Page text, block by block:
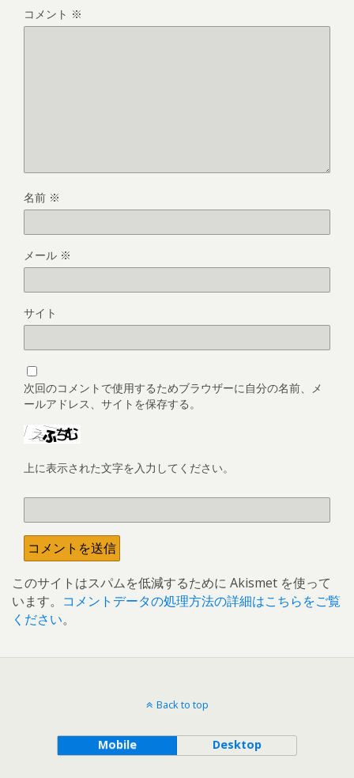
コメント ※
名前 ※
メール ※
サイト
次回のコメントで使用するためブラウザーに自分の名前、メ
ールアドレス、サイトを保存する。
上に表示された文字を入力してください。
このサイトはスパムを低減するために Akismet を使って
います。 コメントデータの処理方法の詳細はこちらをご覧
ください。
Back to top
Mobile Desktop